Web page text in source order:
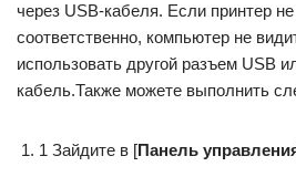
через USB-кабеля. Если принтер
соответственно, компьютер не
использовать другой разъем USB
кабель.Также можете выполнить
1 Зайдите в [Панель